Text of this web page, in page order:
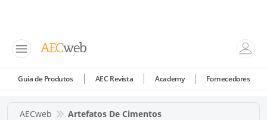
Guia de Produtos AEC Revista Academy Fornecedores
AECweb Artefatos De Cimentos